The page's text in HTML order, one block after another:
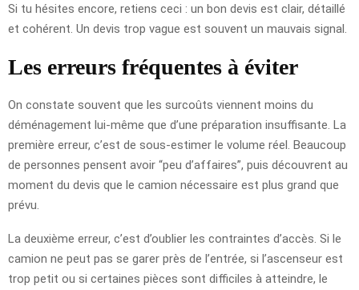
Si tu hésites encore, retiens ceci : un bon devis est clair, détaillé
et cohérent. Un devis trop vague est souvent un mauvais signal.
Les erreurs fréquentes à éviter
On constate souvent que les surcoûts viennent moins du
déménagement lui-même que d’une préparation insuffisante. La
première erreur, c’est de sous-estimer le volume réel. Beaucoup
de personnes pensent avoir “peu d’affaires”, puis découvrent au
moment du devis que le camion nécessaire est plus grand que
prévu.
La deuxième erreur, c’est d’oublier les contraintes d’accès. Si le
camion ne peut pas se garer près de l’entrée, si l’ascenseur est
trop petit ou si certaines pièces sont difficiles à atteindre, le